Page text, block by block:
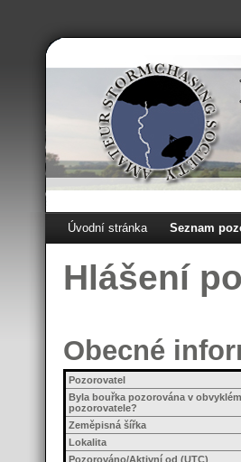
Úvodní stránka Seznam
Hlášení
Obecné
Pozorovatel
Byla bouřka pozorována v
pozorovatele?
Zeměpisná šířka
Lokalita
Pozorováno/Aktivní od (UTC)